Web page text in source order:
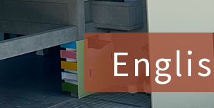
賀！本校參加